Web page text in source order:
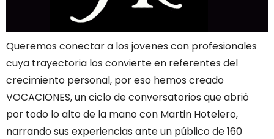
Queremos conectar a los jovenes con profesionales
cuya trayectoria los convierte en referentes del
crecimiento personal, por eso hemos creado
VOCACIONES, un ciclo de conversatorios que abrió
por todo lo alto de la mano con Martin Hotelero,
narrando sus experiencias ante un público de 160